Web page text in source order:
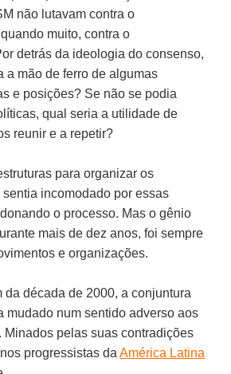
não lutavam contra o
muito, contra o
detrás da ideologia do consenso,
a mão de ferro de algumas
e posições? Se não se podia
qual seria a utilidade de
reunir e a repetir?
para organizar os
incomodado por essas
o processo. Mas o gênio
mais de dez anos, foi sempre
e organizações.
da década de 2000, a conjuntura
mudado num sentido adverso aos
. Minados pelas suas contradições
progressistas daAmérica Latina